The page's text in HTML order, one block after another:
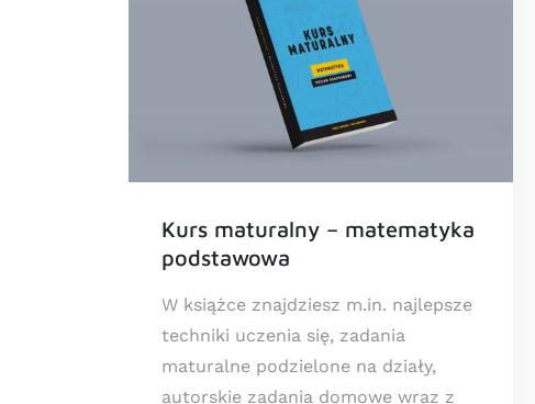
Kurs maturalny – matematyka
podstawowa
W książce znajdziesz m.in. najlepsze
techniki uczenia się, zadania
maturalne podzielone na działy,
autorskie zadania domowe wraz z